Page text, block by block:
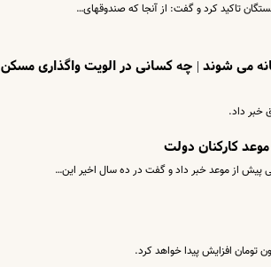
تاکید کرد و گفت: از آنجا که صندوقهای…
می شوند | چه کسانی در الویت واگذاری مسکن
خبر داد.
کارکنان دولت
پیش از موعد خبر داد و گفت در ده سال اخیر این…